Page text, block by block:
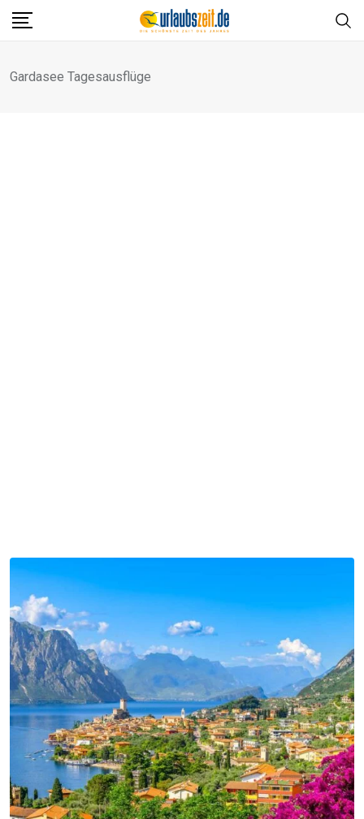
Skip
Gardasee Tagesausflüge